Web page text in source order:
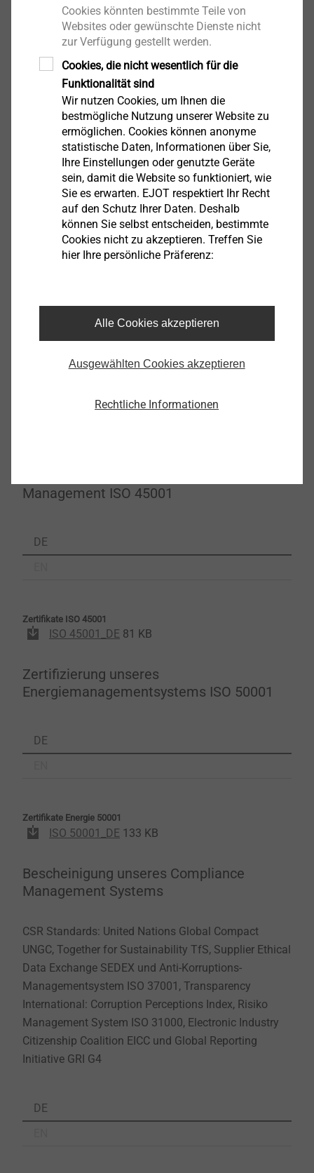
IATF16949 EJOT Polska.pdf_DE
IATF 16949_EJOT Octaqon_DE.pdf 122 KB
IATF 16949_EJOT Schweiz.pdf_DE 128 KB
IATF 16949_EJOT Tezmak_DE.pdf 114 KB
IATF_16949_2016_Tambach.pdf_DE 111 KB
IATF_16949_Business_Unit_Cold_Forming_Werk_Herrenwiese.pdf_DE
IATF_16949_Business_Unit_Insert Molding_Headlamp_Adjuster_Werk_Berghausen.pdf_DE
Zertifizierung unseres
Umweltmanagementsystems ISO 14001
DE
Bestätigung Stromlieferung aus erneuerbaren Energien
Management ISO 45001
DE
Zertifikate ISO 45001
ISO 45001_DE 81 KB
Zertifizierung unseres
Energiemanagementsystems ISO 50001
DE
Zertifikate Energie 50001
ISO 50001_DE 133 KB
Bescheinigung unseres Compliance
Management Systems
CSR Standards: United Nations Global Compact
UNGC, Together for Sustainability TfS, Supplier Ethical
Data Exchange SEDEX und Anti-Korruptions-
Managementsystem ISO 37001, Transparency
International: Corruption Perceptions Index, Risiko
Management System ISO 31000, Electronic Industry
Citizenship Coalition EICC und Global Reporting
Initiative GRI G4
DE
Cookies könnten bestimmte Teile von
Websites oder gewünschte Dienste nicht
zur Verfügung gestellt werden.
Cookies, die nicht wesentlich für die
Funktionalität sind
Wir nutzen Cookies, um Ihnen die
bestmögliche Nutzung unserer Website zu
ermöglichen. Cookies können anonyme
statistische Daten, Informationen über Sie,
Ihre Einstellungen oder genutzte Geräte
sein, damit die Website so funktioniert, wie
Sie es erwarten. EJOT respektiert Ihr Recht
auf den Schutz Ihrer Daten. Deshalb
können Sie selbst entscheiden, bestimmte
Cookies nicht zu akzeptieren. Treffen Sie
hier Ihre persönliche Präferenz:
Alle Cookies akzeptieren
Ausgewählten Cookies akzeptieren
Rechtliche Informationen